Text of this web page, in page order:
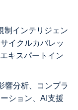
制インテリジェン
イクルカバレッ
キスパートイン
響分析、コンプラ
ション、AI支援